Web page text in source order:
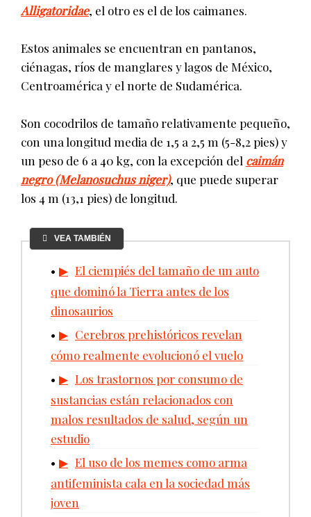
Alligatoridae, el otro es el de los caimanes.
Estos animales se encuentran en pantanos,
ciénagas, ríos de manglares y lagos de México,
Centroamérica y el norte de Sudamérica.
Son cocodrilos de tamaño relativamente pequeño,
con una longitud media de 1,5 a 2,5 m (5-8,2 pies) y
un peso de 6 a 40 kg, con la excepción del caimán
negro (Melanosuchus niger), que puede superar
los 4 m (13,1 pies) de longitud.
VEA TAMBIÉN
El ciempiés del tamaño de un auto
que dominó la Tierra antes de los
dinosaurios
Cerebros prehistóricos revelan
cómo realmente evolucionó el vuelo
Los trastornos por consumo de
sustancias están relacionados con
malos resultados de salud, según un
estudio
El uso de los memes como arma
antifeminista cala en la sociedad más
joven